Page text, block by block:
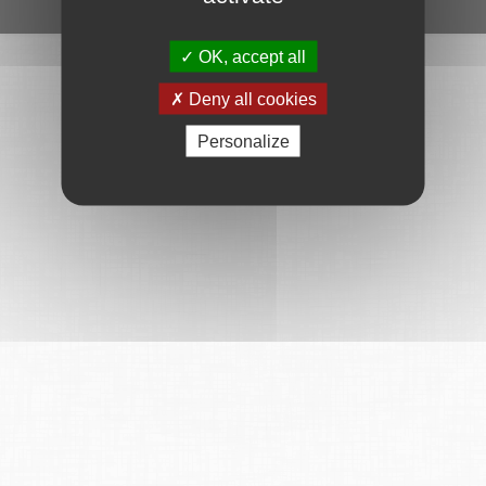
OK, accept all
Deny all cookies
Personalize
Ce service est proposé par